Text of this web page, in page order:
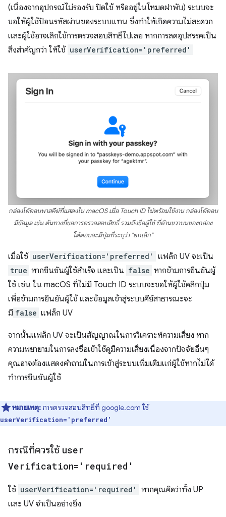
(เนื่องจากอุปกรณ์ไม่รองรับ ปิดใช้ หรืออยู่ในโหมดฝาพับ) ระบบจะ
ขอให้ผู้ใช้ป้อนรหัสผ่านของระบบแทน ซึ่งทำให้เกิดความไม่สะดวก
และผู้ใช้อาจเลิกใช้การตรวจสอบสิทธิ์ไปเลย หากการลดอุปสรรคเป็น
สิ่งสำคัญกว่า ให้ใช้ userVerification='preferred'
กล่องโต้ตอบพาสคีย์ที่แสดงใน macOS เมื่อ Touch ID ไม่พร้อมใช้งาน กล่องโต้ตอบ
มีข้อมูล เช่น ต้นทางที่ขอการตรวจสอบสิทธิ์ รวมถึงชื่อผู้ใช้ ที่ด้านขวาบนของกล่อง
โต้ตอบจะมีปุ่มที่ระบุว่า "ยกเลิก"
เมื่อใช้ userVerification='preferred' แฟล็ก UV จะเป็น
true หากยืนยันผู้ใช้สำเร็จ และเป็น false หากข้ามการยืนยันผู้
ใช้ เช่น ใน macOS ที่ไม่มี Touch ID ระบบจะขอให้ผู้ใช้คลิกปุ่ม
เพื่อข้ามการยืนยันผู้ใช้ และข้อมูลเข้าสู่ระบบคีย์สาธารณะจะ
มี false แฟล็ก UV
จากนั้นแฟล็ก UV จะเป็นสัญญาณในการวิเคราะห์ความเสี่ยง หาก
ความพยายามในการลงชื่อเข้าใช้ดูมีความเสี่ยงเนื่องจากปัจจัยอื่นๆ
คุณอาจต้องแสดงคำถามในการเข้าสู่ระบบเพิ่มเติมแก่ผู้ใช้หากไม่ได้
ทำการยืนยันผู้ใช้
หมายเหตุ: การตรวจสอบสิทธิ์ที่ google.com ใช้
userVerification='preferred'
กรณีที่ควรใช้ user
Verification='required'
ใช้ userVerification='required'
หากคุณคิดว่าทั้ง UP
และ UV จำเป็นอย่างยิ่ง